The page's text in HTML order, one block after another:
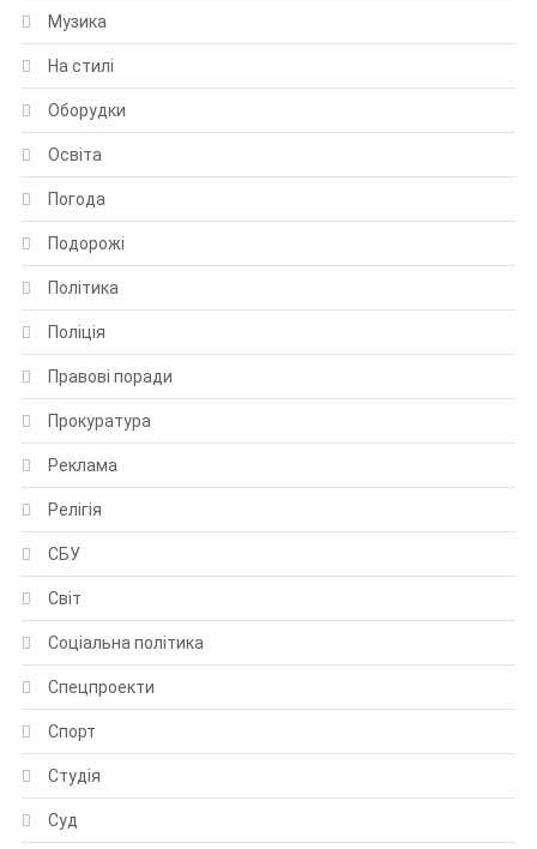
Музика
На стилі
Оборудки
Освіта
Погода
Подорожі
Політика
Поліція
Правові поради
Прокуратура
Реклама
Релігія
СБУ
Світ
Соціальна політика
Спецпроекти
Спорт
Студія
Суд